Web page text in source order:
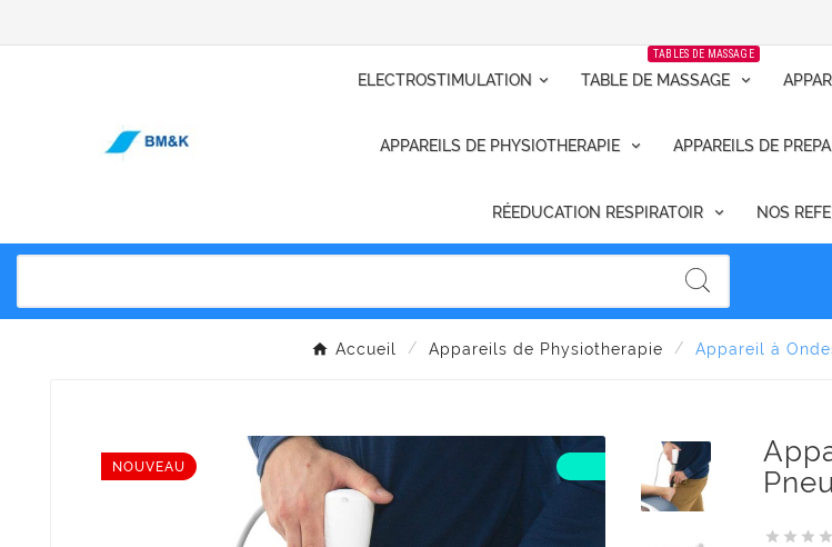
ELECTROSTIMULATION TABLE DE MASSAGE
TABLES DE MASSAGE
APPAREILS DE PHYSIOTHERAPIE APPAREILS DE
RÉEDUCATION RESPIRATOIR NOS
Accueil Appareils de Physiotherapie Appareil à
NOUVEAU
   